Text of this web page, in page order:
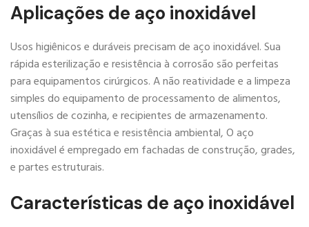
Aplicações de aço inoxidável
Usos higiênicos e duráveis ​​precisam de aço inoxidável. Sua
rápida esterilização e resistência à corrosão são perfeitas
para equipamentos cirúrgicos. A não reatividade e a limpeza
simples do equipamento de processamento de alimentos,
utensílios de cozinha, e recipientes de armazenamento.
Graças à sua estética e resistência ambiental, O aço
inoxidável é empregado em fachadas de construção, grades,
e partes estruturais.
Características de aço inoxidável